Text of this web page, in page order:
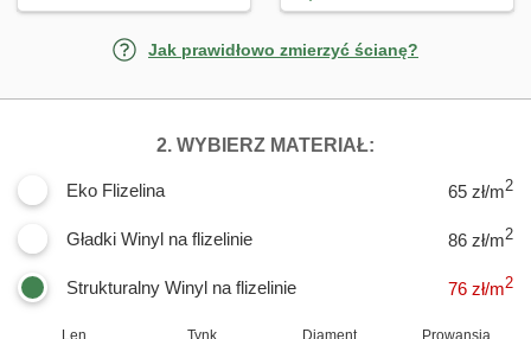
Jak prawidłowo zmierzyć ścianę?
2. WYBIERZ MATERIAŁ:
Eko Flizelina 65 zł/m2
Gładki Winyl na flizelinie 86 zł/m2
Strukturalny Winyl na flizelinie 76 zł/m2
Len Tynk Diament Prowansja